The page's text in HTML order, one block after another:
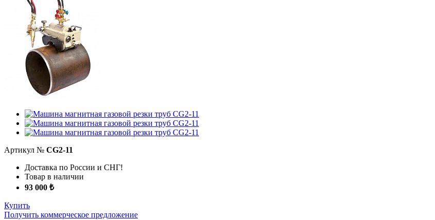
Артикул № CG2-11
Доставка по России и СНГ!
Товар в наличии
93 000 ₺
Купить
Получить коммерческое предложение